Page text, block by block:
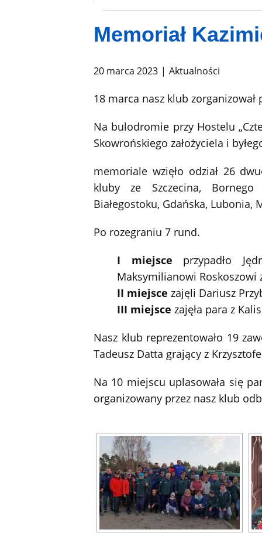
Memoriał
20 marca 2023 Aktualności
18 marca nasz klub
Na bulodromie przy Hostelu
Skowrońskiego założyciela i
memoriale wzięło odział 26
kluby ze Szczecina, Bornego
Białegostoku, Gdańska, Lubonia,
Po rozegraniu 7 rund.
I miejsce przypadło
Maksymilianowi Roskoszowi
II miejsce zajęli Dariusz
III miejsce zajęła para z
Nasz klub reprezentowało 19
Tadeusz Datta grający z
Na 10 miejscu uplasowała się
organizowany przez nasz klub